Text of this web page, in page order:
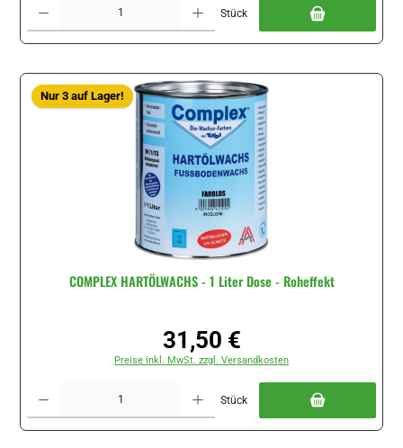
Stück
Nur 3 auf Lager!
COMPLEX HARTÖLWACHS - 1 Liter Dose - Roheffekt
Regulärer Preis:
31,50 €
Preise inkl. MwSt. zzgl. Versandkosten
Stück